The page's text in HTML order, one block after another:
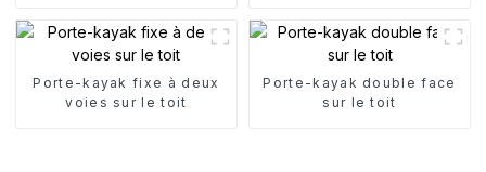
Porte-kayak fixe à deux
voies sur le toit
Porte-kayak double face
sur le toit